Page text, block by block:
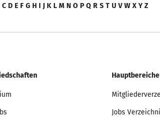
C D E F G H I J K L M N O P Q R S T U V W X Y Z
Hauptbereiche
Jobs